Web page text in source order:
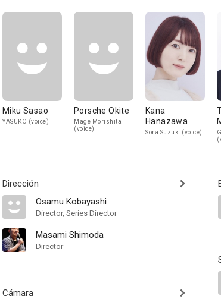
Miku Sasao
YASUKO (voice)
Porsche Okite
Mage Morishita
(voice)
Kana
Hanazawa
Sora Suzuki (voice)
Dirección
Osamu Kobayashi
Director, Series Director
Masami Shimoda
Director
Cámara